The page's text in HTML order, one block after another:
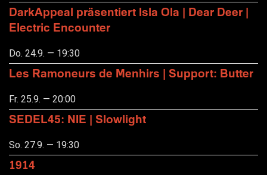
DarkAppeal präsentiert Isla Ola | Dear Deer |
Electric Encounter
Do. 24.9. — 19:30
Les Ramoneurs de Menhirs | Support: Butter
Fr. 25.9. — 20:00
SEDEL45: NIE | Slowlight
So. 27.9. — 19:30
1914